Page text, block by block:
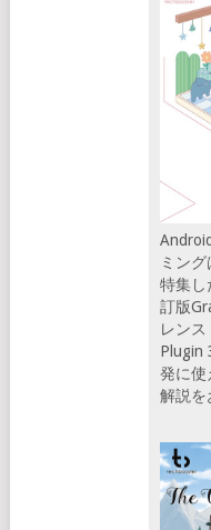
ミン
特集し
訂版
レン
Plugin
発に使
解説を